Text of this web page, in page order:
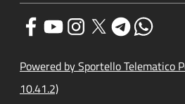
Powered by Sportello Telematico
10.41.2)